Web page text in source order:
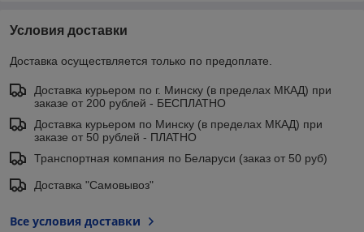
Условия доставки
Доставка осуществляется только по предоплате.
Доставка курьером по г. Минску (в пределах МКАД) при
заказе от 200 рублей - БЕСПЛАТНО
Доставка курьером по Минску (в пределах МКАД) при
заказе от 50 рублей - ПЛАТНО
Транспортная компания по Беларуси (заказ от 50 руб)
Доставка "Самовывоз"
Все условия доставки